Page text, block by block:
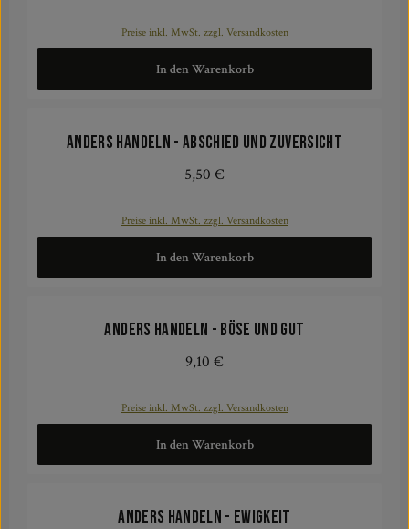
Preise inkl. MwSt. zzgl. Versandkosten
In den Warenkorb
ANDERS HANDELN - Abschied und Zuversicht
Regulärer Preis:
5,50 €
Preise inkl. MwSt. zzgl. Versandkosten
In den Warenkorb
ANDERS HANDELN - Böse und Gut
Regulärer Preis:
9,10 €
Preise inkl. MwSt. zzgl. Versandkosten
In den Warenkorb
ANDERS HANDELN - Ewigkeit